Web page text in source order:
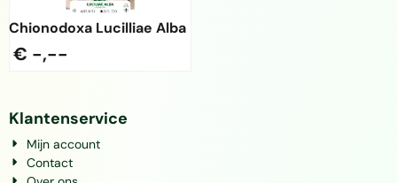
Chionodoxa Lucilliae Alba
€ -,--
Klantenservice
Mijn account
Contact